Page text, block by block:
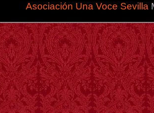
Asociación Una Voce Sevilla